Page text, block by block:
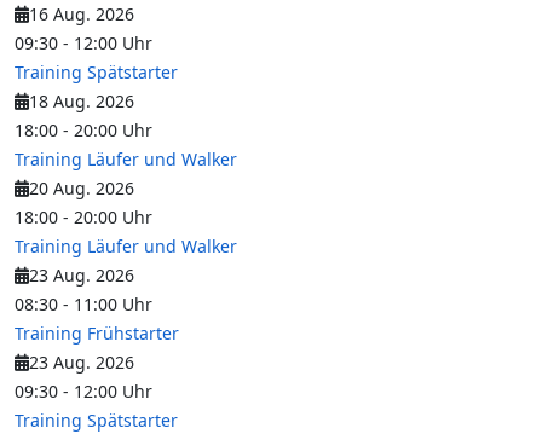
16 Aug. 2026
09:30 - 12:00 Uhr
Training Spätstarter
18 Aug. 2026
18:00 - 20:00 Uhr
Training Läufer und Walker
20 Aug. 2026
18:00 - 20:00 Uhr
Training Läufer und Walker
23 Aug. 2026
08:30 - 11:00 Uhr
Training Frühstarter
23 Aug. 2026
09:30 - 12:00 Uhr
Training Spätstarter